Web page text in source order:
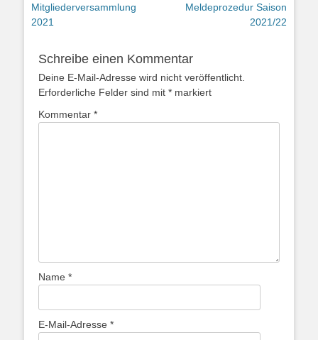
Beitrag:
Mitgliederversammlung
2021
Beitrag:Meldeprozedur Saison
2021/22
Schreibe einen Kommentar
Deine E-Mail-Adresse wird nicht veröffentlicht.
Erforderliche Felder sind mit * markiert
Kommentar *
Name *
E-Mail-Adresse *